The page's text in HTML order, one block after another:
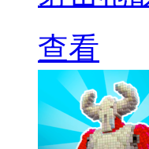
查看